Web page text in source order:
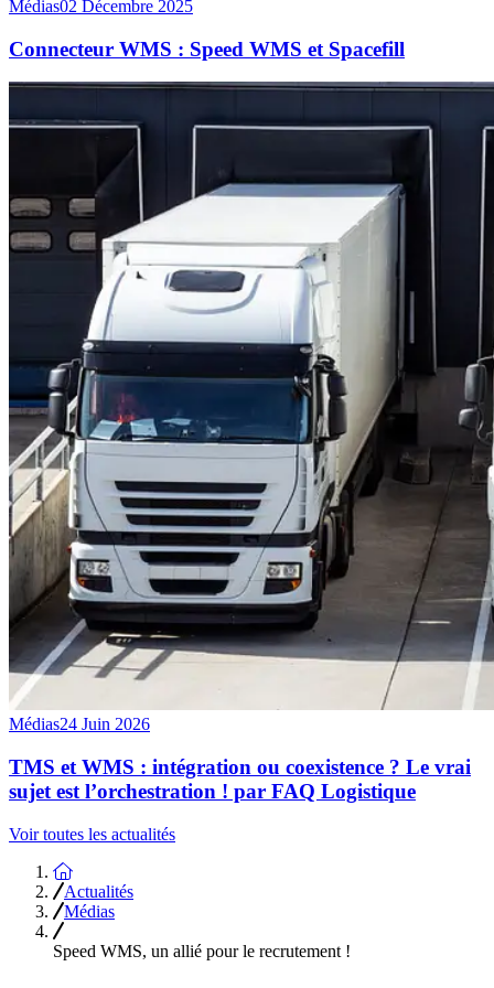
Médias02 Décembre 2025
Connecteur WMS : Speed WMS et Spacefill
Médias24 Juin 2026
TMS et WMS : intégration ou coexistence ? Le vrai
sujet est l’orchestration ! par FAQ Logistique
Voir toutes les actualités
Accueil
Actualités
Médias
Speed WMS, un allié pour le recrutement !